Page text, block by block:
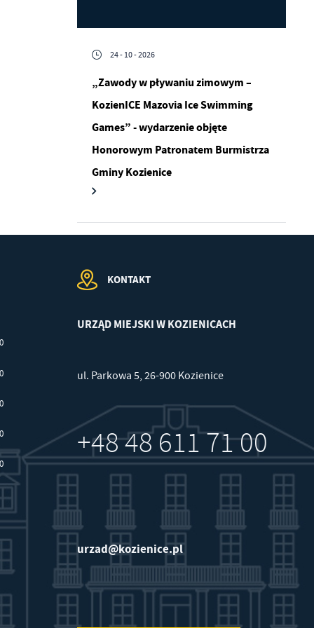
24 - 10 - 2026
„Zawody w pływaniu zimowym –
KozienICE Mazovia Ice Swimming
Games” - wydarzenie objęte
Honorowym Patronatem Burmistrza
Gminy Kozienice
KONTAKT
URZĄD MIEJSKI W KOZIENICACH
ul. Parkowa 5, 26-900 Kozienice
+48 48 611 71 00
urzad@kozienice.pl